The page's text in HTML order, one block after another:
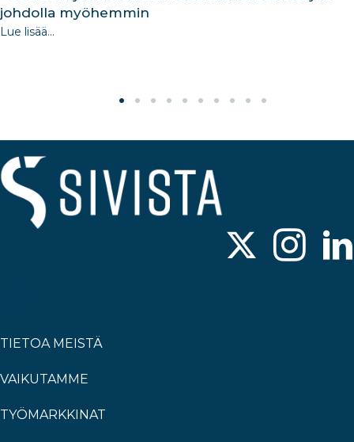
johdolla myöhemmin
Lue lisää...
TIETOA MEISTÄ
VAIKUTAMME
TYÖMARKKINAT